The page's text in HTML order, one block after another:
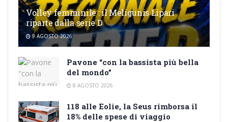
Volley femminile : il Meligunis Lipari
riparte dalla serie D
9 AGOSTO 2026
Pavone “con la bassista più bella
del mondo”
8 AGOSTO 2026
118 alle Eolie, la Seus rimborsa il
18% delle spese di viaggio